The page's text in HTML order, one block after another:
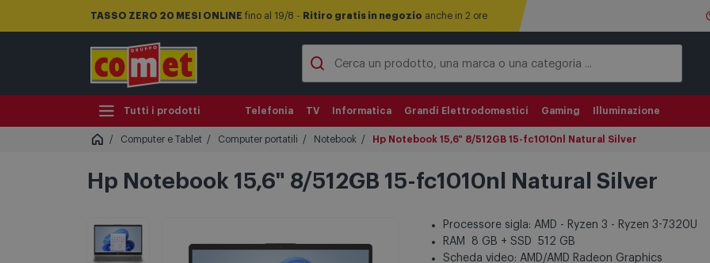
TASSO ZERO 20 MESI ONLINE fino al 19/8 - Ritiro gratis in negozio anche in 2 ore
Tutti i prodotti Telefonia TV Informatica Grandi Elettrodomestici Gaming Illuminazione
Computer e Tablet Computer portatili Notebook Hp Notebook 15,6" 8/512GB 15-fc1010nl Natural Silver
Hp Notebook 15,6" 8/512GB 15-fc1010nl Natural Silver
Processore sigla: AMD - Ryzen 3 - Ryzen 3-7320U
RAM 8 GB + SSD 512 GB
Scheda video: AMD/AMD Radeon Graphics